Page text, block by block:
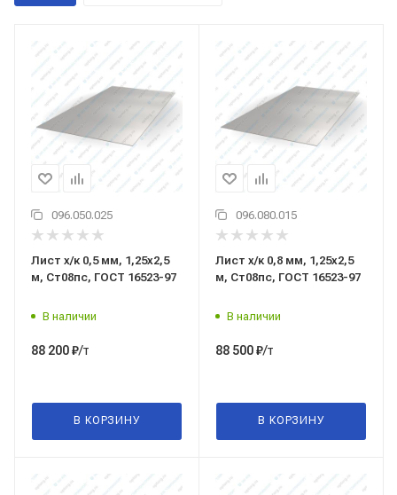
096.050.025
Лист х/к 0,5 мм, 1,25x2,5
м, Ст08пс, ГОСТ 16523-97
В наличии
88 200₽/т
В КОРЗИНУ
096.080.015
Лист х/к 0,8 мм, 1,25x2,5
м, Ст08пс, ГОСТ 16523-97
В наличии
88 500₽/т
В КОРЗИНУ